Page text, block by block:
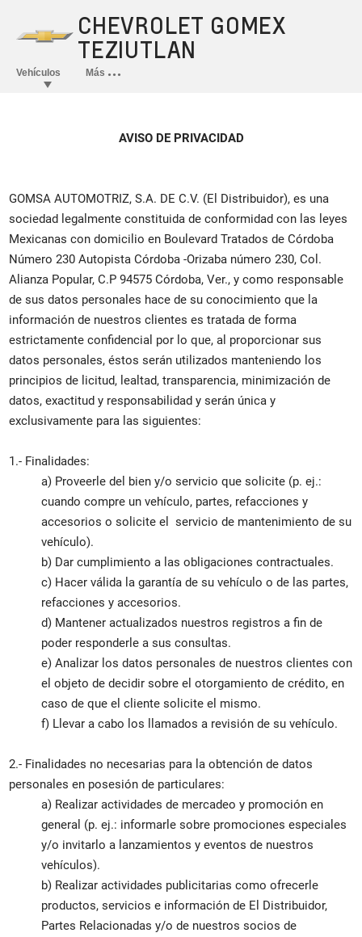
AVISO DE PRIVACIDAD
GOMSA AUTOMOTRIZ, S.A. DE C.V. (El Distribuidor), es una
sociedad legalmente constituida de conformidad con las leyes
Mexicanas con domicilio en Boulevard Tratados de Córdoba
Número 230 Autopista Córdoba -Orizaba número 230, Col.
Alianza Popular, C.P 94575 Córdoba, Ver., y como responsable
de sus datos personales hace de su conocimiento que la
información de nuestros clientes es tratada de forma
estrictamente confidencial por lo que, al proporcionar sus
datos personales, éstos serán utilizados manteniendo los
principios de licitud, lealtad, transparencia, minimización de
datos, exactitud y responsabilidad y serán única y
exclusivamente para las siguientes:
1.- Finalidades:
a) Proveerle del bien y/o servicio que solicite (p. ej.:
cuando compre un vehículo, partes, refacciones y
accesorios o solicite el servicio de mantenimiento de su
vehículo).
b) Dar cumplimiento a las obligaciones contractuales.
c) Hacer válida la garantía de su vehículo o de las partes,
refacciones y accesorios.
d) Mantener actualizados nuestros registros a fin de
poder responderle a sus consultas.
e) Analizar los datos personales de nuestros clientes con
el objeto de decidir sobre el otorgamiento de crédito, en
caso de que el cliente solicite el mismo.
f) Llevar a cabo los llamados a revisión de su vehículo.
2.- Finalidades no necesarias para la obtención de datos
personales en posesión de particulares:
a) Realizar actividades de mercadeo y promoción en
general (p. ej.: informarle sobre promociones especiales
y/o invitarlo a lanzamientos y eventos de nuestros
vehículos).
b) Realizar actividades publicitarias como ofrecerle
productos, servicios e información de El Distribuidor,
Partes Relacionadas y/o de nuestros socios de